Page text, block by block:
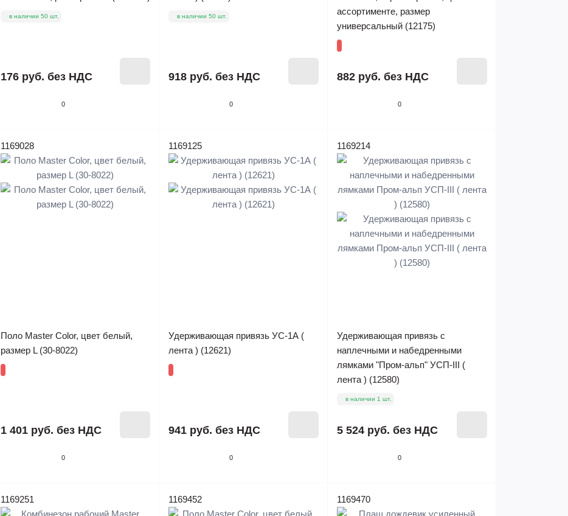
0
в наличии 50 шт.
176 руб. без НДС
0
в наличии 50 шт.
918 руб. без НДС
0
ассортименте, размер
универсальный (12175)
882 руб. без НДС
1169028
0
Поло Master Color, цвет белый,
размер L (30-8022)
1 401 руб. без НДС
1169125
0
Удерживающая привязь УС-1А (
лента ) (12621)
941 руб. без НДС
1169214
0
Удерживающая привязь с
наплечными и набедренными
лямками "Пром-альп" УСП-III (
лента ) (12580)
в наличии 1 шт.
5 524 руб. без НДС
1169251 1169452 1169470